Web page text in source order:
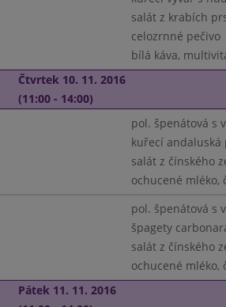
salát z krabích
celozrnné pečivo
bílá káva,
Čtvrtek 10. 11. 2016
(11:00 - 14:00)
pol. špenátová s
kuřecí andaluská
salát z čínského
ochucené mléko,
pol. špenátová s
špagety
salát z čínského
ochucené mléko,
Pátek 11. 11. 2016